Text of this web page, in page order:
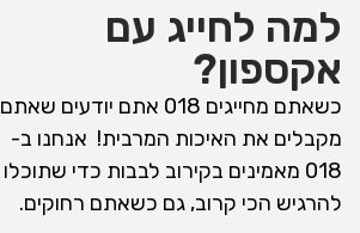
למה לחייג עם
אקספון?
כשאתם מחייגים 018 אתם יודעים שאתם
מקבלים את האיכות המרבית! אנחנו ב-
018 מאמינים בקירוב לבבות כדי שתוכלו
להרגיש הכי קרוב, גם כשאתם רחוקים.